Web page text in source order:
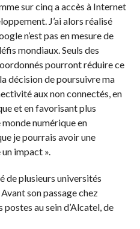
sur cinq a accès à Internet
J’ai alors réalisé
n’est pas en mesure de
mondiaux. Seuls des
pourront réduire ce
décision de poursuivre ma
aux non connectés, en
et en favorisant plus
monde numérique en
je pourrais avoir une
impact ».
plusieurs universités
son passage chez
au sein d’Alcatel, de